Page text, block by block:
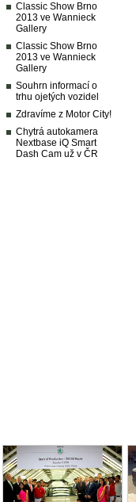
Classic Show Brno
2013 ve Wannieck
Gallery
Classic Show Brno
2013 ve Wannieck
Gallery
Souhrn informací o
trhu ojetých vozidel
Zdravíme z Motor City!
Chytrá autokamera
Nextbase iQ Smart
Dash Cam už v ČR